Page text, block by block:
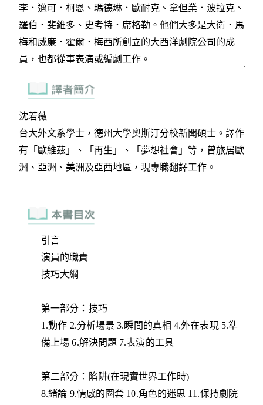
引言
演員的職責
技巧大綱
第一部分：技巧
1.動作 2.分析場景 3.瞬間的真相 4.外在表現 5.準
備上場 6.解決問題 7.表演的工具
第二部分：陷阱(在現實世界工作時)
8.緒論 9.情感的圈套 10.角色的迷思 11.保持劇院